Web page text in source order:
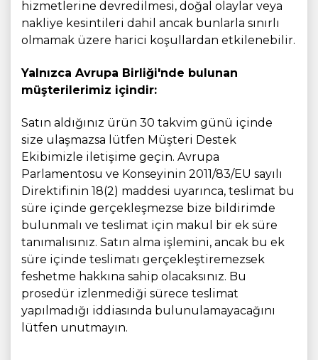
hizmetlerine devredilmesi, doğal olaylar veya
nakliye kesintileri dahil ancak bunlarla sınırlı
olmamak üzere harici koşullardan etkilenebilir.
Yalnızca Avrupa Birliği'nde bulunan
müşterilerimiz içindir:
Satın aldığınız ürün 30 takvim günü içinde
size ulaşmazsa lütfen Müşteri Destek
Ekibimizle iletişime geçin. Avrupa
Parlamentosu ve Konseyinin 2011/83/EU sayılı
Direktifinin 18(2) maddesi uyarınca, teslimat bu
süre içinde gerçekleşmezse bize bildirimde
bulunmalı ve teslimat için makul bir ek süre
tanımalısınız. Satın alma işlemini, ancak bu ek
süre içinde teslimatı gerçekleştiremezsek
feshetme hakkına sahip olacaksınız. Bu
prosedür izlenmediği sürece teslimat
yapılmadığı iddiasında bulunulamayacağını
lütfen unutmayın.